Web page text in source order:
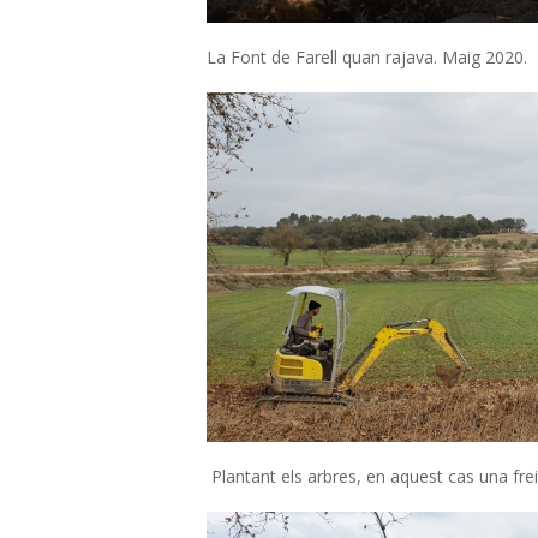
S
(
L
A
S
E
G
A
R
La Font de Farell quan rajava. Maig 2020.
Plantant els arbres, en aquest cas una